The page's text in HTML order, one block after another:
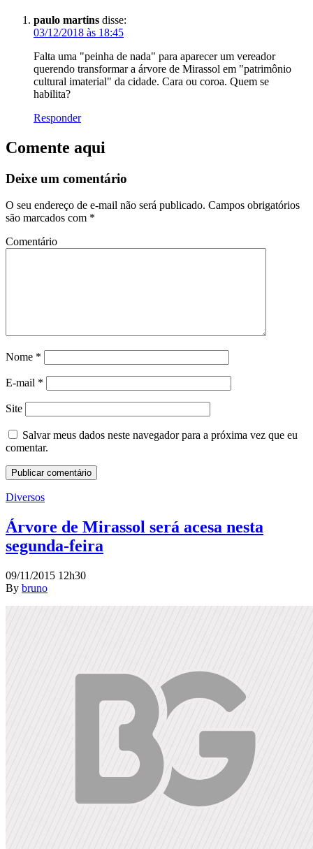
paulo martins disse:
03/12/2018 às 18:45
Falta uma "peinha de nada" para aparecer um vereador
querendo transformar a árvore de Mirassol em "patrimônio
cultural imaterial" da cidade. Cara ou coroa. Quem se
habilita?
Responder
Comente aqui
Deixe um comentário
O seu endereço de e-mail não será publicado. Campos obrigatórios
são marcados com *
Comentário
Nome *
E-mail *
Site
Salvar meus dados neste navegador para a próxima vez que eu
comentar.
Diversos
Árvore de Mirassol será acesa nesta
segunda-feira
09/11/2015 12h30
By bruno